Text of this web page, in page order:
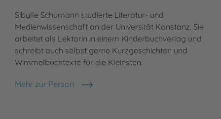
Sibylle Schumann studierte Literatur- und
Medienwissenschaft an der Universität Konstanz. Sie
arbeitet als Lektorin in einem Kinderbuchverlag und
schreibt auch selbst gerne Kurzgeschichten und
Wimmelbuchtexte für die Kleinsten.
Mehr zur Person
Sibylle Schumann